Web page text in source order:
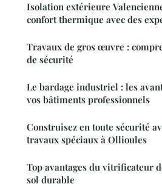
Isolation extérieure
confort thermique avec des
Travaux de gros œuvre :
de sécurité
Le bardage industriel : les
vos bâtiments professionnels
Construisez en toute sécurité
travaux spéciaux à Ollioules
Top avantages du vitrificateur
sol durable